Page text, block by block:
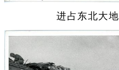
进占东北大地